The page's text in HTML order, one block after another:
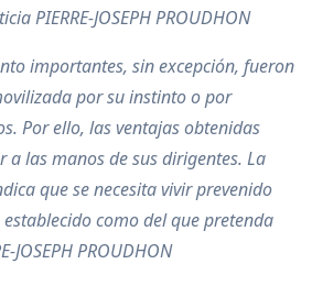
PIERRE-JOSEPH PROUDHON
importantes, sin excepción, fueron
por su instinto o por
Por ello, las ventajas obtenidas
a las manos de sus dirigentes. La
que se necesita vivir prevenido
como del que pretenda
JOSEPH PROUDHON